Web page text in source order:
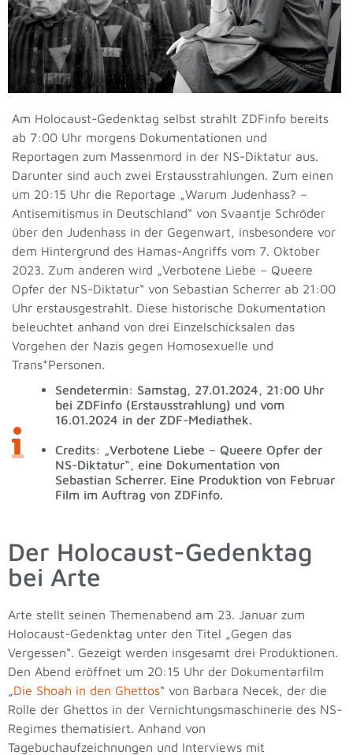
Am Holocaust-Gedenktag selbst strahlt ZDFinfo bereits
ab 7:00 Uhr morgens Dokumentationen und
Reportagen zum Massenmord in der NS-Diktatur aus.
Darunter sind auch zwei Erstausstrahlungen. Zum einen
um 20:15 Uhr die Reportage „Warum Judenhass? –
Antisemitismus in Deutschland“ von Svaantje Schröder
über den Judenhass in der Gegenwart, insbesondere vor
dem Hintergrund des Hamas-Angriffs vom 7. Oktober
2023. Zum anderen wird „Verbotene Liebe – Queere
Opfer der NS-Diktatur“ von Sebastian Scherrer ab 21:00
Uhr erstausgestrahlt. Diese historische Dokumentation
beleuchtet anhand von drei Einzelschicksalen das
Vorgehen der Nazis gegen Homosexuelle und
Trans*Personen.
Sendetermin: Samstag, 27.01.2024, 21:00 Uhr
bei ZDFinfo (Erstausstrahlung) und vom
16.01.2024 in der ZDF-Mediathek.
Credits: „Verbotene Liebe – Queere Opfer der
NS-Diktatur“, eine Dokumentation von
Sebastian Scherrer. Eine Produktion von Februar
Film im Auftrag von ZDFinfo.
Der Holocaust-Gedenktag
bei Arte
Arte stellt seinen Themenabend am 23. Januar zum
Holocaust-Gedenktag unter den Titel „Gegen das
Vergessen“. Gezeigt werden insgesamt drei Produktionen.
Den Abend eröffnet um 20:15 Uhr der Dokumentarfilm
Die Shoah in den Ghettos“ von Barbara Necek, der die
Rolle der Ghettos in der Vernichtungsmaschinerie des NS-
Regimes thematisiert. Anhand von
Tagebuchaufzeichnungen und Interviews mit